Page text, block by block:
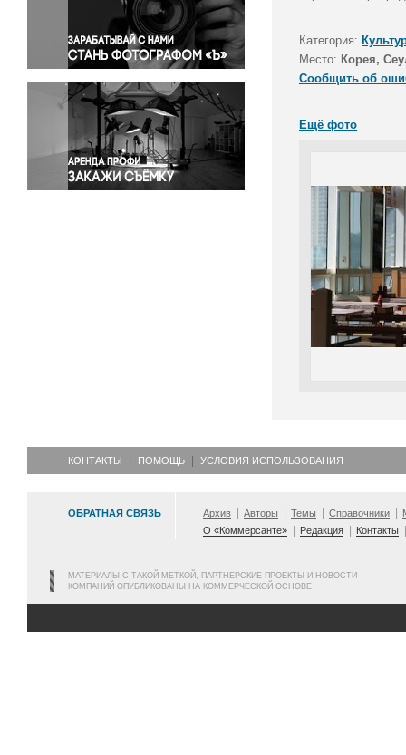
Правосудие
Происшествия и конфликты
Религия
Светская жизнь
Спорт
Экология
Экономика и бизнес
Категория:
Место: Корея,
Сообщить об
Ещё фото
КОНТАКТЫ ПОМОЩЬ УСЛОВИЯ ИСПОЛЬЗОВАНИЯ
ОБРАТНАЯ СВЯЗЬ Архив Авторы Темы Справочники
О «Коммерсанте»
Редакция Контакты
МАТЕРИАЛЫ С ТАКОЙ МЕТКОЙ, ПАРТНЕРСКИЕ ПРОЕКТЫ И НОВОСТИ
КОМПАНИЙ ОПУБЛИКОВАНЫ НА КОММЕРЧЕСКОЙ ОСНОВЕ